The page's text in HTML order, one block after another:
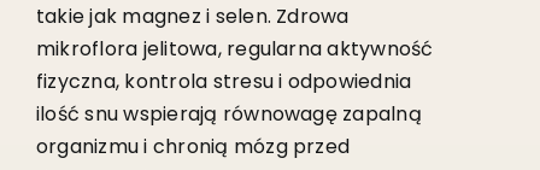
takie jak magnez i selen. Zdrowa
mikroflora jelitowa, regularna aktywność
fizyczna, kontrola stresu i odpowiednia
ilość snu wspierają równowagę zapalną
organizmu i chronią mózg przed